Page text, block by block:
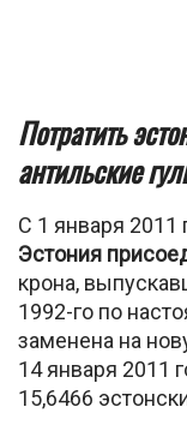
Потратить
антильские
С 1 января
Эстония
крона,
1992-го по
заменена на
14 января 2011
15,6466